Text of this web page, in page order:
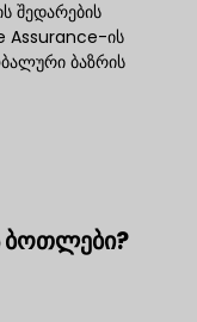
შედარების
Assurance-ის
ბაზრის
ბოთლები?